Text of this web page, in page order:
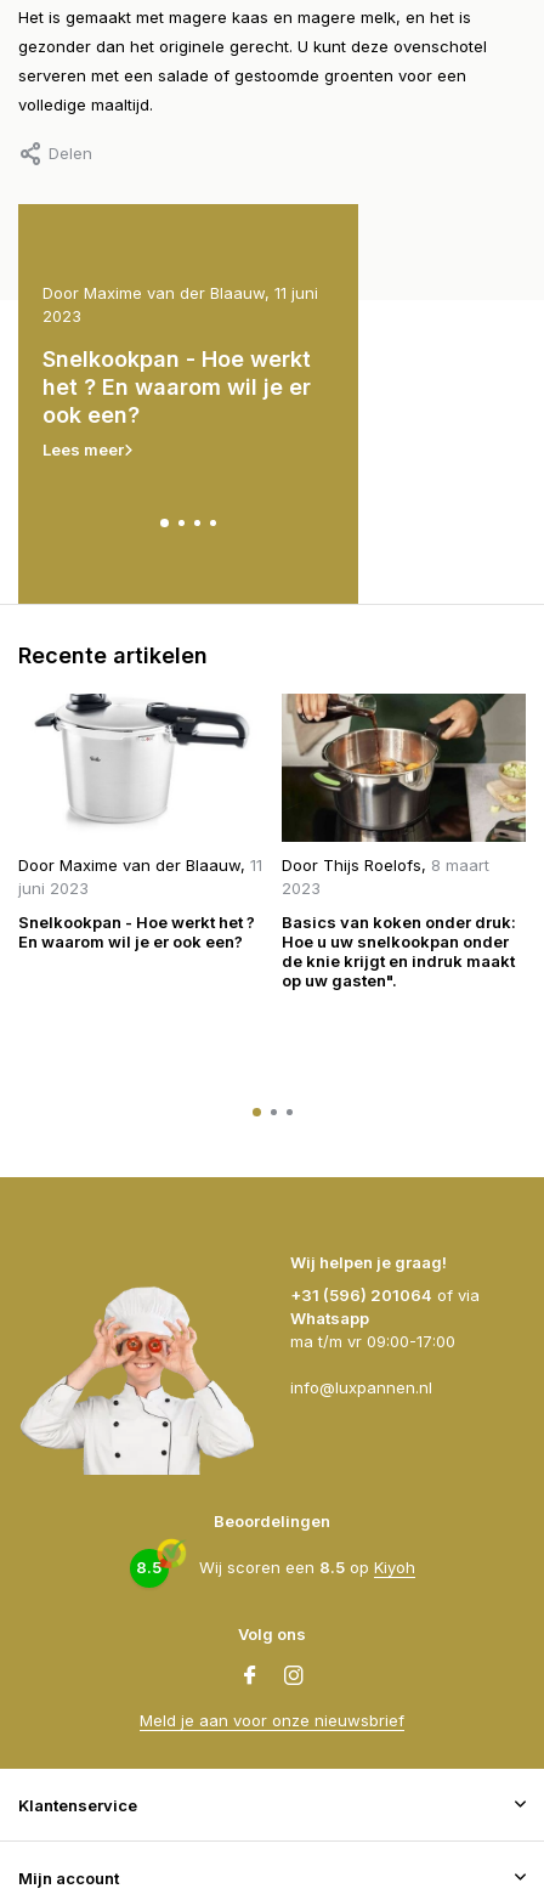
Het is gemaakt met magere kaas en magere melk, en het is
gezonder dan het originele gerecht. U kunt deze ovenschotel
serveren met een salade of gestoomde groenten voor een
volledige maaltijd.
Delen
Door Maxime van der Blaauw, 11 juni
2023
Snelkookpan - Hoe werkt
het ? En waarom wil je er
ook een?
Lees meer
Recente artikelen
Door Maxime van der Blaauw, 11
juni 2023
Snelkookpan - Hoe werkt het ?
En waarom wil je er ook een?
Door Thijs Roelofs, 8 maart
2023
Basics van koken onder druk:
Hoe u uw snelkookpan onder
de knie krijgt en indruk maakt
op uw gasten".
Wij helpen je graag!
+31 (596) 201064 of via
Whatsapp
ma t/m vr 09:00-17:00
info@luxpannen.nl
Beoordelingen
8.5 Wij scoren een 8.5op Kiyoh
Volg ons
Meld je aan voor onze nieuwsbrief
Klantenservice
Mijn account